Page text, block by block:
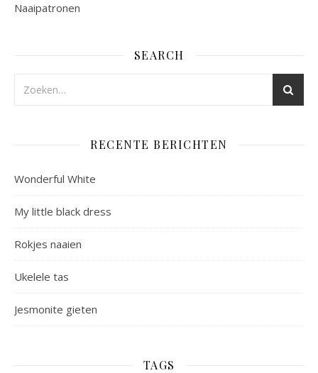
Naaipatronen
SEARCH
RECENTE BERICHTEN
Wonderful White
My little black dress
Rokjes naaien
Ukelele tas
Jesmonite gieten
TAGS